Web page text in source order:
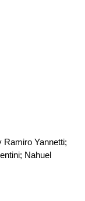
Yannetti;
Nahuel